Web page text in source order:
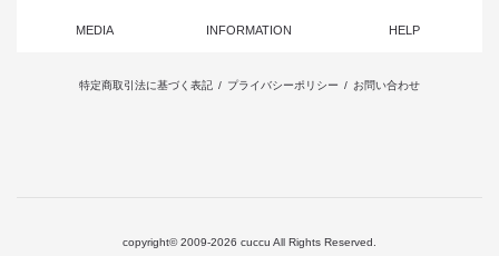
MEDIA INFORMATION HELP
特定商取引法に基づく表記 / プライバシーポリシー / お問い合わせ
copyright© 2009-2026 cuccu All Rights Reserved.